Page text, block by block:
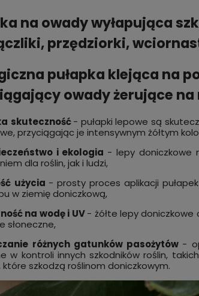
na owady wyłapująca
przędziorki,
pułapka klejąca na
owady żerujące
skuteczność- pułapki lepowe są
przyciągając je intensywnym żółtym
i ekologia - lepy doniczkowe
dla roślin, jak i ludzi,
użycia - prosty proces aplikacji
w ziemię doniczkową,
na wodę i UV- żółte lepy
słoneczne,
różnych gatunków pasożytów -
w kontroli innych szkodników roślin,
szkodzą roślinom doniczkowym.